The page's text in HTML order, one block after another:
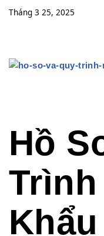
Tháng 3 25, 2025
Hồ